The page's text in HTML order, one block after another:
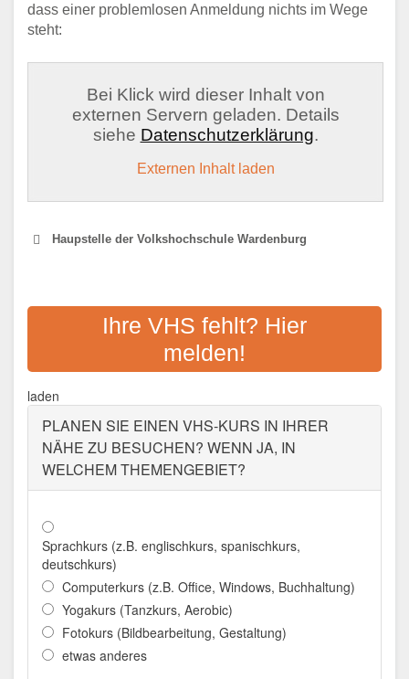
dass einer problemlosen Anmeldung nichts im Wege
steht:
Bei Klick wird dieser Inhalt von
externen Servern geladen. Details
siehe Datenschutzerklärung.
Externen Inhalt laden
Haupstelle der Volkshochschule Wardenburg
VHS OLDENBURG GGMBH
Adresse: Karlstrasse 25, 26123 Oldenburg
Ihre VHS fehlt? Hier
melden!
laden
PLANEN SIE EINEN VHS-KURS IN IHRER
NÄHE ZU BESUCHEN? WENN JA, IN
WELCHEM THEMENGEBIET?
Sprachkurs (z.B. englischkurs, spanischkurs,
deutschkurs)
Computerkurs (z.B. Office, Windows, Buchhaltung)
Yogakurs (Tanzkurs, Aerobic)
Fotokurs (Bildbearbeitung, Gestaltung)
etwas anderes